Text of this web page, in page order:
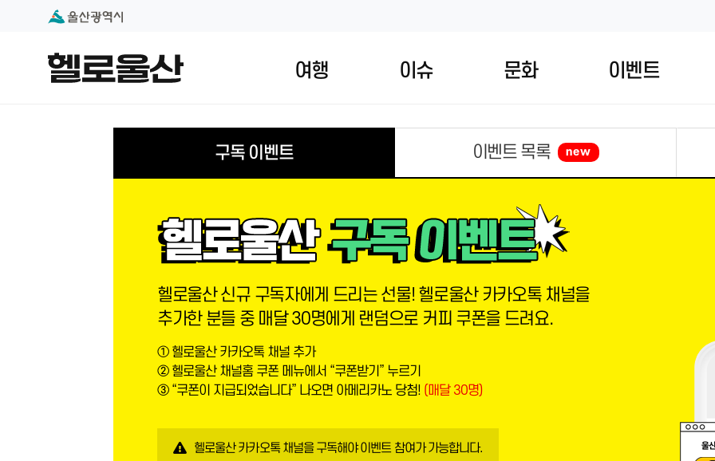
본문 내용 바로가기
대메뉴 바로가기
여행 이슈 문화 이벤트
구독 이벤트 이벤트 목록 new
헬로울산 신규 구독자에게 드리는 선물! 헬로울산 카카오톡 채널을
추가한 분들 중 매달 30명에게 랜덤으로 커피 쿠폰을 드려요.
① 헬로울산 카카오톡 채널 추가
② 헬로울산 채널홈 쿠폰 메뉴에서 “쿠폰받기” 누르기
③ “쿠폰이 지급되었습니다” 나오면 아메리카노 당첨! (매달 30명)
헬로울산 카카오톡 채널을 구독해야 이벤트 참여가 가능합니다.